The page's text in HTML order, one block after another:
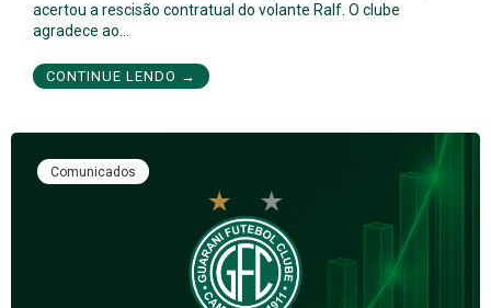
acertou a rescisão contratual do volante Ralf. O clube
agradece ao…
CONTINUE LENDO →
Comunicados